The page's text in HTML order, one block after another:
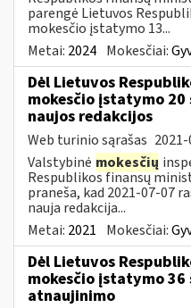
parengė Lietuvos
mokesčio įstatymo 13...
Metai: 2024 Mokesčiai:
Dėl Lietuvos
mokesčio įstatymo
naujos redakcijos
Web turinio sąrašas
Valstybinė mokesčių
Respublikos finansų
praneša, kad 2021-07-07
nauja redakcija...
Metai: 2021 Mokesčiai:
Dėl Lietuvos
mokesčio įstatymo
atnaujinimo